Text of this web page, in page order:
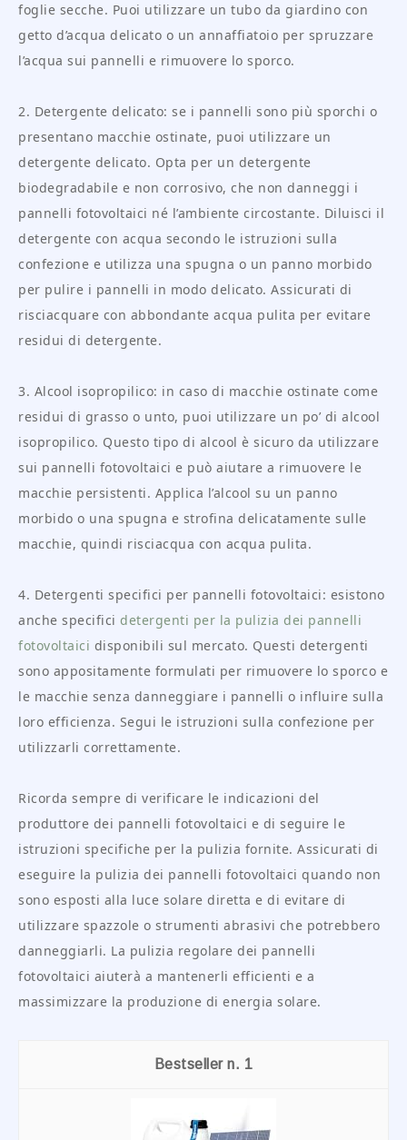
foglie secche. Puoi utilizzare un tubo da giardino con
getto d’acqua delicato o un annaffiatoio per spruzzare
l’acqua sui pannelli e rimuovere lo sporco.
2. Detergente delicato: se i pannelli sono più sporchi o
presentano macchie ostinate, puoi utilizzare un
detergente delicato. Opta per un detergente
biodegradabile e non corrosivo, che non danneggi i
pannelli fotovoltaici né l’ambiente circostante. Diluisci il
detergente con acqua secondo le istruzioni sulla
confezione e utilizza una spugna o un panno morbido
per pulire i pannelli in modo delicato. Assicurati di
risciacquare con abbondante acqua pulita per evitare
residui di detergente.
3. Alcool isopropilico: in caso di macchie ostinate come
residui di grasso o unto, puoi utilizzare un po’ di alcool
isopropilico. Questo tipo di alcool è sicuro da utilizzare
sui pannelli fotovoltaici e può aiutare a rimuovere le
macchie persistenti. Applica l’alcool su un panno
morbido o una spugna e strofina delicatamente sulle
macchie, quindi risciacqua con acqua pulita.
4. Detergenti specifici per pannelli fotovoltaici: esistono
anche specifici detergenti per la pulizia dei pannelli
fotovoltaici disponibili sul mercato. Questi detergenti
sono appositamente formulati per rimuovere lo sporco e
le macchie senza danneggiare i pannelli o influire sulla
loro efficienza. Segui le istruzioni sulla confezione per
utilizzarli correttamente.
Ricorda sempre di verificare le indicazioni del
produttore dei pannelli fotovoltaici e di seguire le
istruzioni specifiche per la pulizia fornite. Assicurati di
eseguire la pulizia dei pannelli fotovoltaici quando non
sono esposti alla luce solare diretta e di evitare di
utilizzare spazzole o strumenti abrasivi che potrebbero
danneggiarli. La pulizia regolare dei pannelli
fotovoltaici aiuterà a mantenerli efficienti e a
massimizzare la produzione di energia solare.
1